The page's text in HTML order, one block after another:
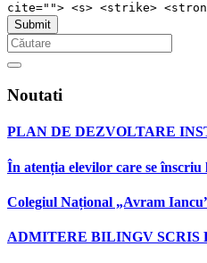
cite=""> <s> <strike>
Noutati
PLAN DE DEZVOLTARE
În atenția elevilor care se
Colegiul Național „Avram
ADMITERE BILINGV SCRIS